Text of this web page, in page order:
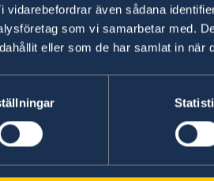
även sådana
som vi samarbetar med.
eller som de har samlat in när